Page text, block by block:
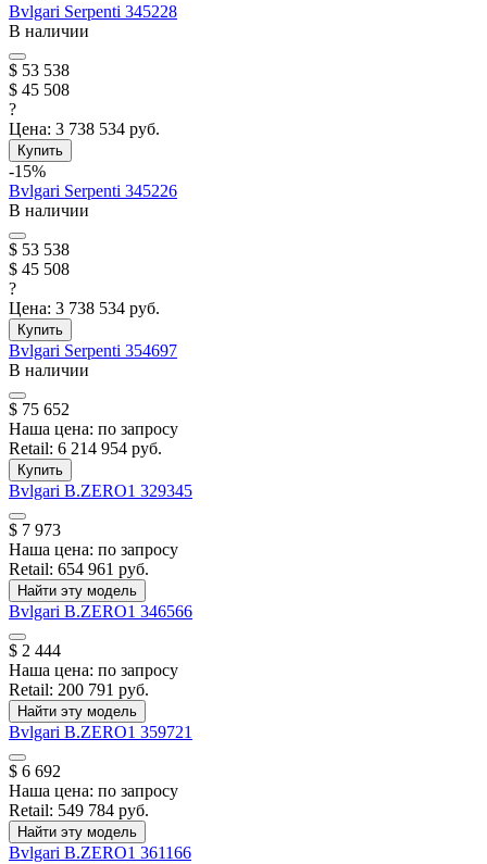
Bvlgari Serpenti 345228
В наличии
$ 53 538
$ 45 508
?
Цена: 3 738 534 руб.
Купить
-15%
Bvlgari Serpenti 345226
В наличии
$ 53 538
$ 45 508
?
Цена: 3 738 534 руб.
Купить
Bvlgari Serpenti 354697
В наличии
$ 75 652
Наша цена: по запросу
Retail: 6 214 954 руб.
Купить
Bvlgari B.ZERO1 329345
$ 7 973
Наша цена: по запросу
Retail: 654 961 руб.
Найти эту модель
Bvlgari B.ZERO1 346566
$ 2 444
Наша цена: по запросу
Retail: 200 791 руб.
Найти эту модель
Bvlgari B.ZERO1 359721
$ 6 692
Наша цена: по запросу
Retail: 549 784 руб.
Найти эту модель
Bvlgari B.ZERO1 361166